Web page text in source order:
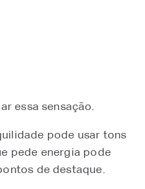
essa sensação.
pode usar tons
pede energia pode
de destaque.